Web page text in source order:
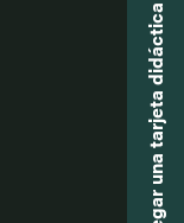
Agregar una tarjeta didáctica